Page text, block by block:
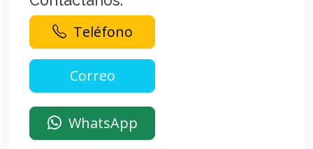
Teléfono
WhatsApp